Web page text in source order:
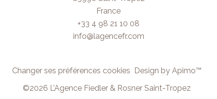
France
+33 4 98 21 10 08
info@lagencefr.com
Changer ses préférences cookies Design by Apimo™
©2026 L’Agence Fiedler & Rosner Saint-Tropez